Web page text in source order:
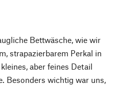
Bettwäsche, wie wir
strapazierbarem Perkal in
aber feines Detail
Besonders wichtig war uns,